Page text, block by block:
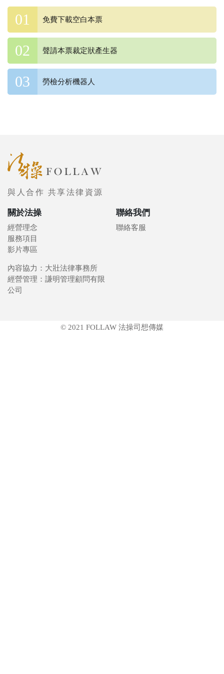
免費下載空白本票
聲請本票裁定狀產生器
勞檢分析機器人
與人合作 共享法律資源
關於法操
經營理念
服務項目
影片專區
聯絡我們
聯絡客服
內容協力：大壯法律事務所
經營管理：謙明管理顧問有限
公司
© 2021 FOLLAW 法操司想傳媒